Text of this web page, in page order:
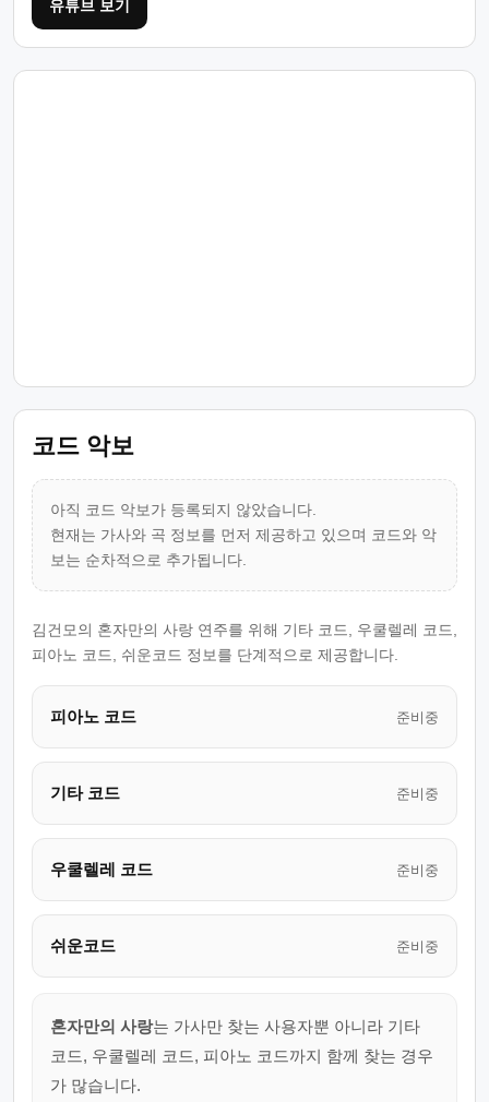
유튜브 보기
코드 악보
아직 코드 악보가 등록되지 않았습니다.
현재는 가사와 곡 정보를 먼저 제공하고 있으며 코드와 악
보는 순차적으로 추가됩니다.
김건모의 혼자만의 사랑 연주를 위해 기타 코드, 우쿨렐레 코드,
피아노 코드, 쉬운코드 정보를 단계적으로 제공합니다.
피아노 코드 준비중
기타 코드 준비중
우쿨렐레 코드 준비중
쉬운코드 준비중
혼자만의 사랑는 가사만 찾는 사용자뿐 아니라 기타
코드, 우쿨렐레 코드, 피아노 코드까지 함께 찾는 경우
가 많습니다.